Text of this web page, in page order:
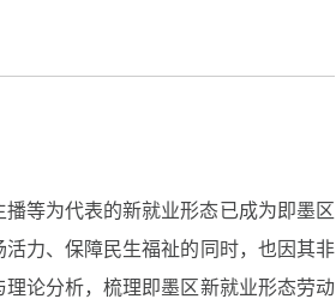
等为代表的新就业形态已成为即墨区
力、保障民生福祉的同时，也因其非
论分析，梳理即墨区新就业形态劳动